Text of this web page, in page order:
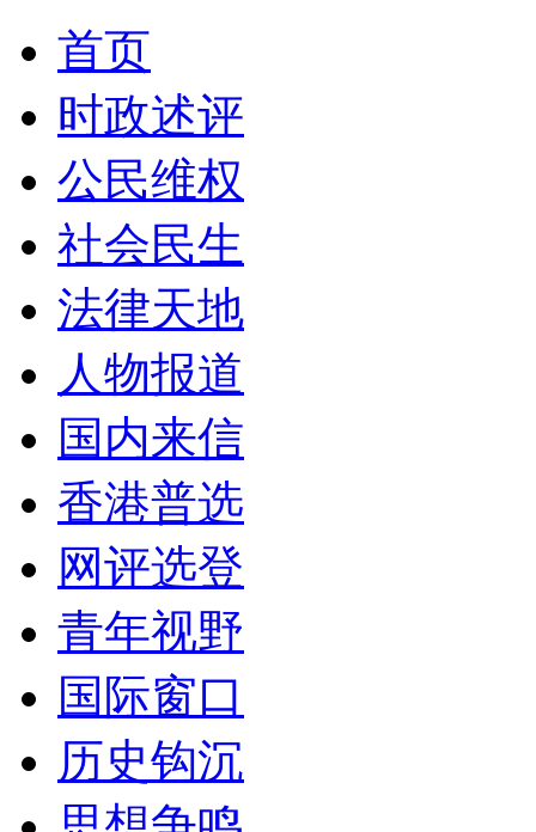
首页
时政述评
公民维权
社会民生
法律天地
人物报道
国内来信
香港普选
网评选登
青年视野
国际窗口
历史钩沉